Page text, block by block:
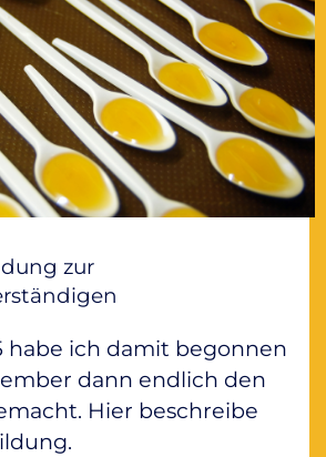
zur
habe ich damit begonnen
dann endlich den
Hier beschreibe